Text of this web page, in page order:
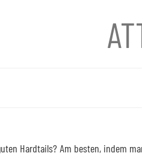
Hardtails? Am besten, indem